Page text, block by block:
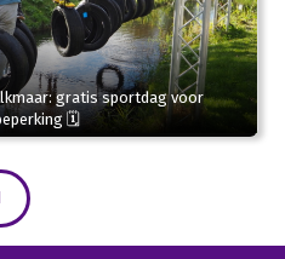
gratis sportdag voor
🗓